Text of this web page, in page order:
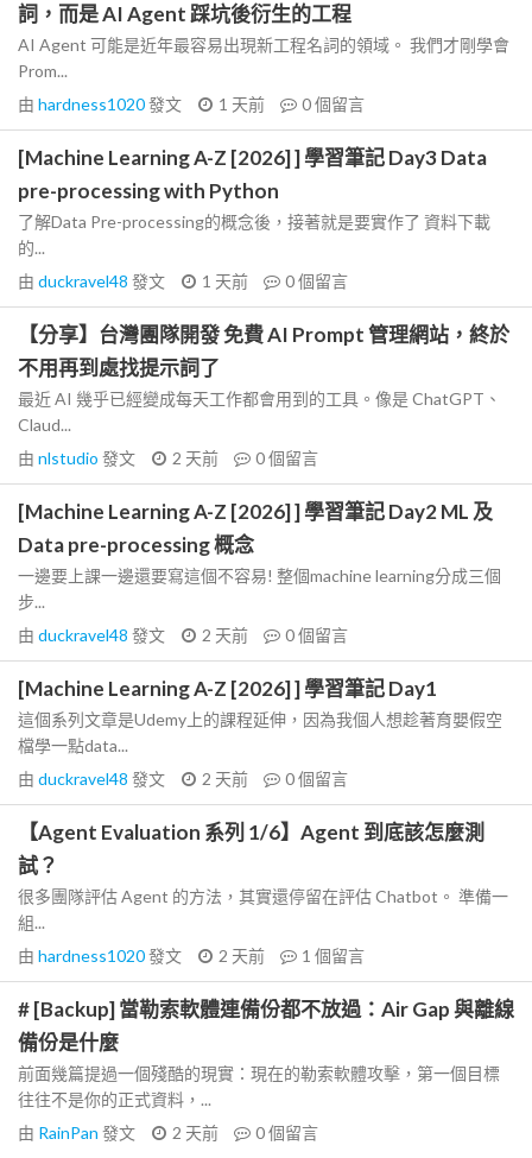
詞，而是 AI Agent 踩坑後衍生的工程
AI Agent 可能是近年最容易出現新工程名詞的領域。 我們才剛學會
Prom...
由 hardness1020發文 1 天前 0個留言
[Machine Learning A-Z [2026] ] 學習筆記 Day3 Data
pre-processing with Python
了解Data Pre-processing的概念後，接著就是要實作了 資料下載
的...
由 duckravel48 發文 1 天前 0個留言
【分享】台灣團隊開發 免費 AI Prompt 管理網站，終於
不用再到處找提示詞了
最近 AI 幾乎已經變成每天工作都會用到的工具。像是 ChatGPT、
Claud...
由 nlstudio 發文 2 天前 0個留言
[Machine Learning A-Z [2026] ] 學習筆記 Day2 ML 及
Data pre-processing 概念
一邊要上課一邊還要寫這個不容易! 整個machine learning分成三個
步...
由 duckravel48 發文 2 天前 0個留言
[Machine Learning A-Z [2026] ] 學習筆記 Day1
這個系列文章是Udemy上的課程延伸，因為我個人想趁著育嬰假空
檔學一點data...
由 duckravel48 發文 2 天前 0個留言
【Agent Evaluation 系列 1/6】Agent 到底該怎麼測
試？
很多團隊評估 Agent 的方法，其實還停留在評估 Chatbot。 準備一
組...
由 hardness1020發文 2 天前 1 個留言
# [Backup] 當勒索軟體連備份都不放過：Air Gap 與離線
備份是什麼
前面幾篇提過一個殘酷的現實：現在的勒索軟體攻擊，第一個目標
往往不是你的正式資料，...
由 RainPan 發文 2 天前 0個留言